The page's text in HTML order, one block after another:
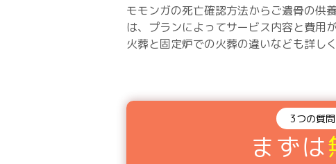
モモンガの死亡確認方法からご遺骨の供
は、プランによってサービス内容と費用
火葬と固定炉での火葬の違いなども詳し
3つの質
まずは